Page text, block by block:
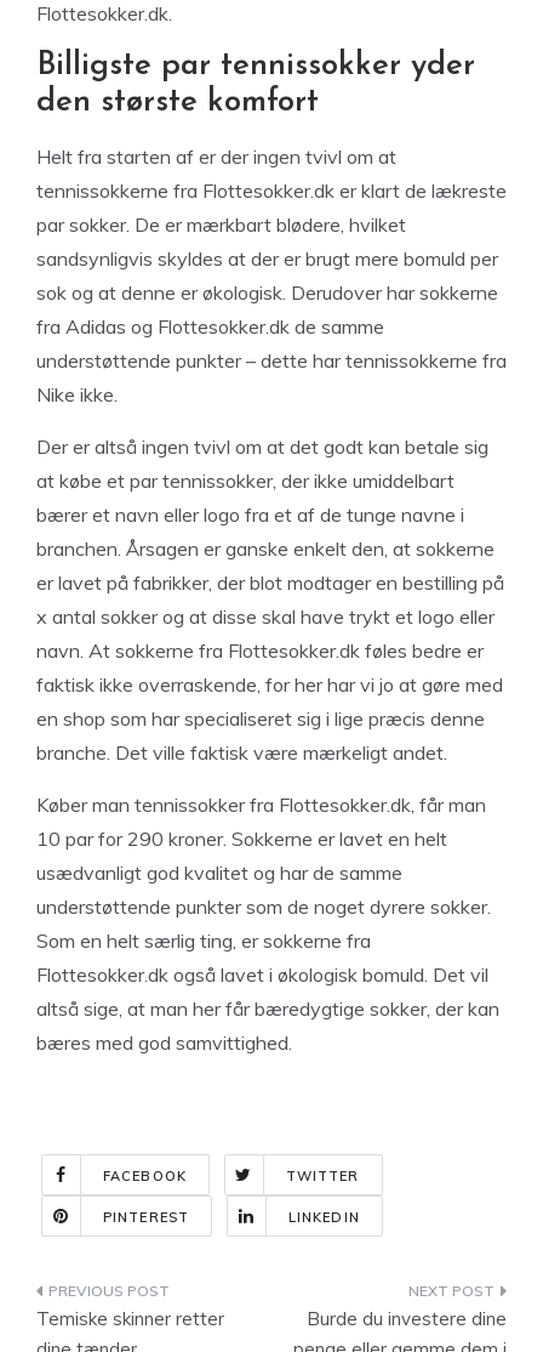
Flottesokker.dk.
Billigste par tennissokker yder
den største komfort
Helt fra starten af er der ingen tvivl om at
tennissokkerne fra Flottesokker.dk er klart de lækreste
par sokker. De er mærkbart blødere, hvilket
sandsynligvis skyldes at der er brugt mere bomuld per
sok og at denne er økologisk. Derudover har sokkerne
fra Adidas og Flottesokker.dk de samme
understøttende punkter – dette har tennissokkerne fra
Nike ikke.
Der er altså ingen tvivl om at det godt kan betale sig
at købe et par tennissokker, der ikke umiddelbart
bærer et navn eller logo fra et af de tunge navne i
branchen. Årsagen er ganske enkelt den, at sokkerne
er lavet på fabrikker, der blot modtager en bestilling på
x antal sokker og at disse skal have trykt et logo eller
navn. At sokkerne fra Flottesokker.dk føles bedre er
faktisk ikke overraskende, for her har vi jo at gøre med
en shop som har specialiseret sig i lige præcis denne
branche. Det ville faktisk være mærkeligt andet.
Køber man tennissokker fra Flottesokker.dk, får man
10 par for 290 kroner. Sokkerne er lavet en helt
usædvanligt god kvalitet og har de samme
understøttende punkter som de noget dyrere sokker.
Som en helt særlig ting, er sokkerne fra
Flottesokker.dk også lavet i økologisk bomuld. Det vil
altså sige, at man her får bæredygtige sokker, der kan
bæres med god samvittighed.
FACEBOOK TWITTER
PINTEREST LINKEDIN
Indlægsnavigation
Temiske skinner retter
Burde du investere dine